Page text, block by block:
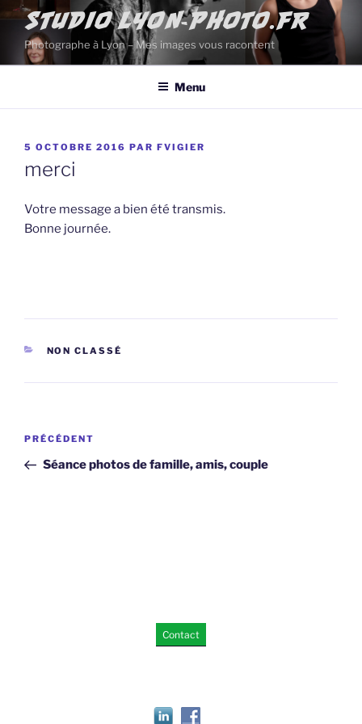
Aller
contenu
principal
STUDIO LYON-PHOTO.FR
Photographe à Lyon – Mes images vous racontent
Menu
PUBLIÉ
5 OCTOBRE 2016 PAR FVIGIER
merci
Votre message a bien été transmis.
Bonne journée.
CATÉGORIES
NON CLASSÉ
Navigation
l’article
Article
précédent
PRÉCÉDENT
Séance photos de famille, amis, couple
Contact